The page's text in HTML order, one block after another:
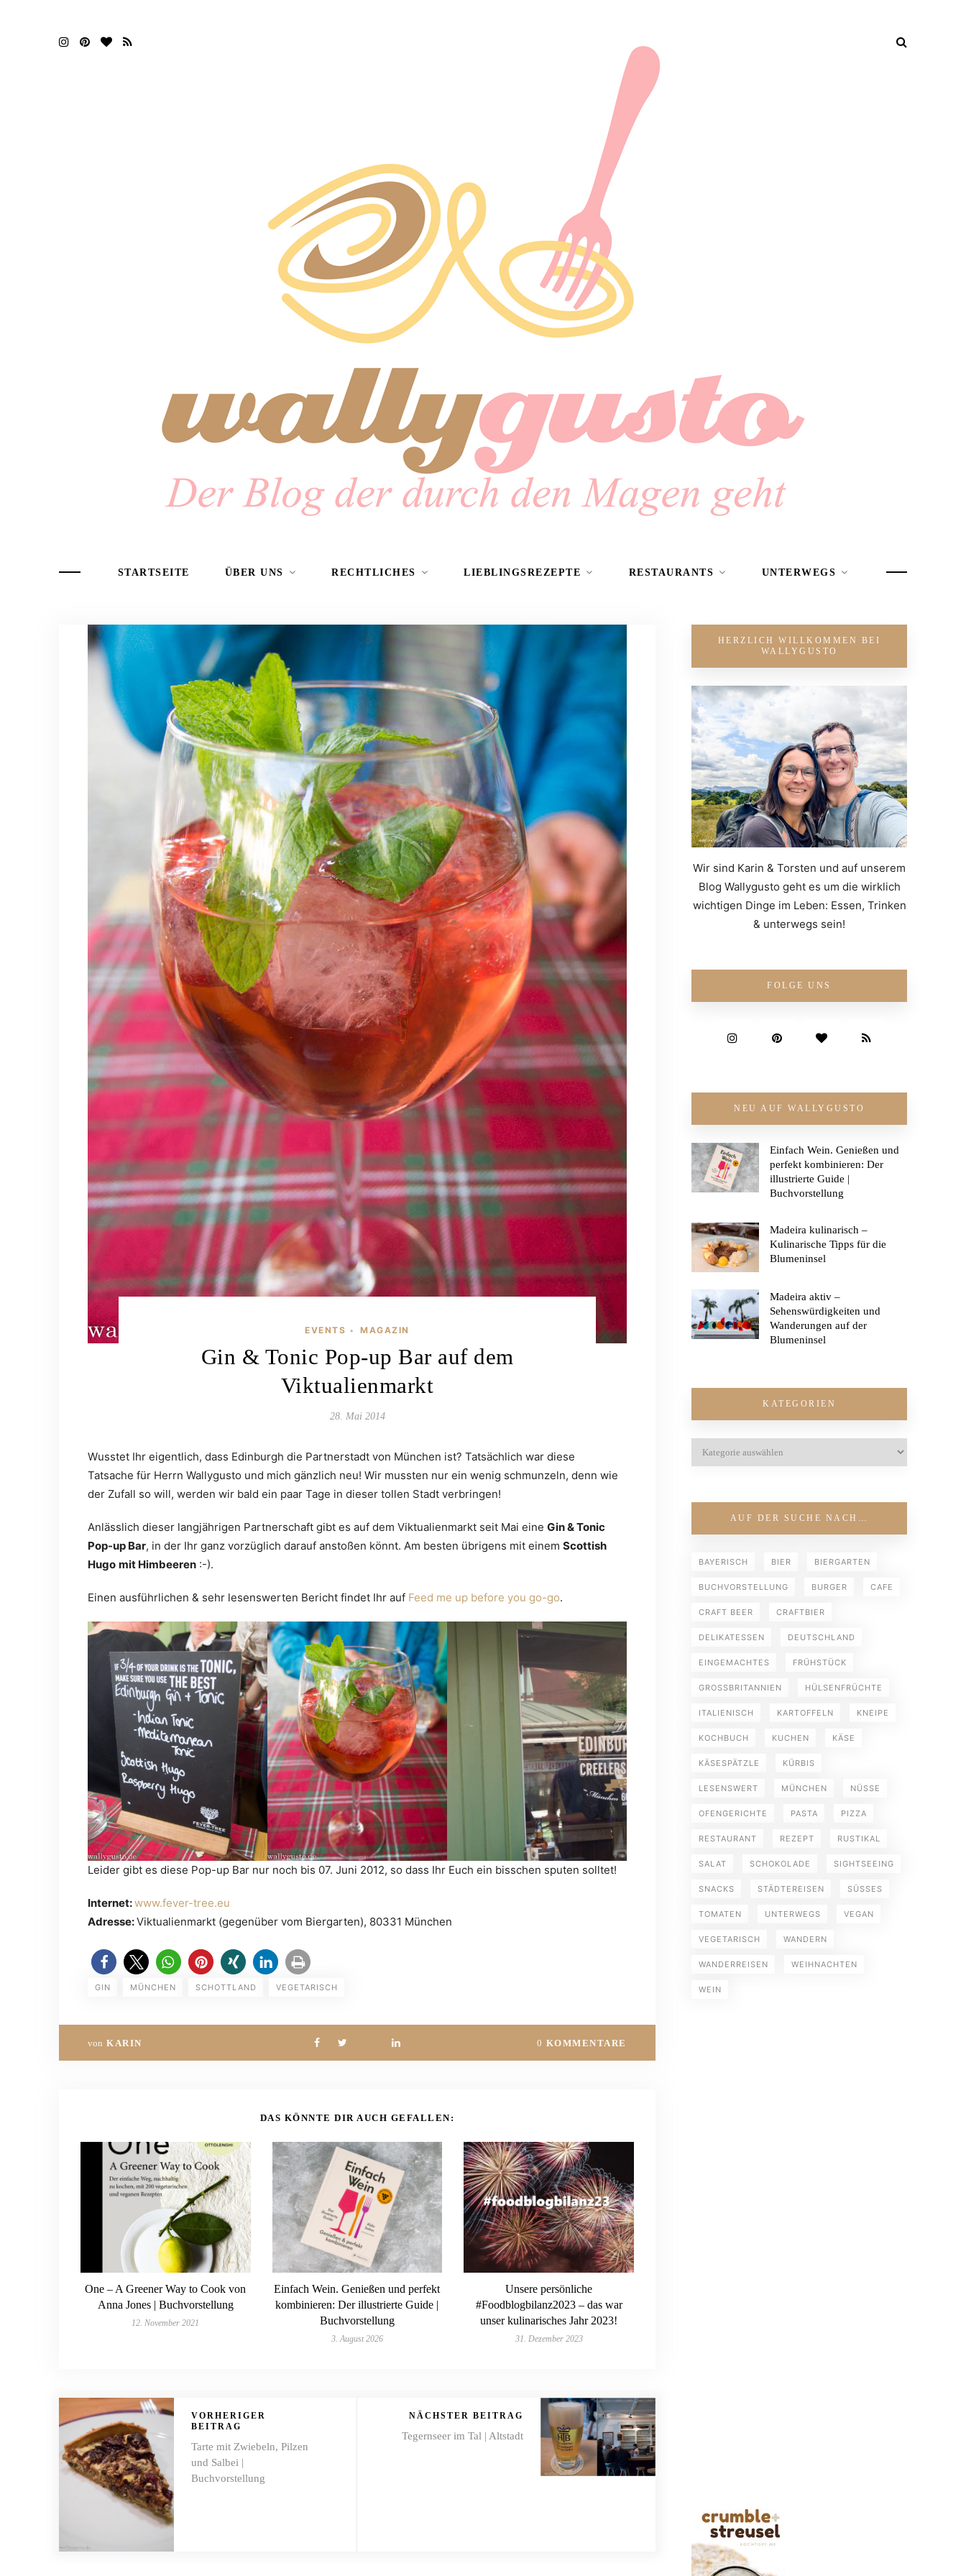
STARTSEITE ÜBER UNS RECHTLICHES LIEBLINGSREZEPTE RESTAURANTS UNTERWEGS
EVENTS • MAGAZIN
Gin & Tonic Pop-up Bar auf dem
Viktualienmarkt
28. Mai 2014
Wusstet Ihr eigentlich, dass Edinburgh die Partnerstadt von München ist? Tatsächlich war diese
Tatsache für Herrn Wallygusto und mich gänzlich neu! Wir mussten nur ein wenig schmunzeln, denn wie
der Zufall so will, werden wir bald ein paar Tage in dieser tollen Stadt verbringen!
Anlässlich dieser langjährigen Partnerschaft gibt es auf dem Viktualienmarkt seit Mai eine Gin & Tonic
Pop-up Bar, in der Ihr ganz vorzüglich darauf anstoßen könnt. Am besten übrigens mit einem Scottish
Hugo mit Himbeeren :-).
Einen ausführlichen & sehr lesenswerten Bericht findet Ihr auf Feed me up before you go-go.
Leider gibt es diese Pop-up Bar nur noch bis 07. Juni 2012, so dass Ihr Euch ein bisschen sputen solltet!
Internet:www.fever-tree.eu
Adresse:Viktualienmarkt (gegenüber vom Biergarten), 80331 München
GIN MÜNCHEN SCHOTTLAND VEGETARISCH
von KARIN 0 KOMMENTARE
DAS KÖNNTE DIR AUCH GEFALLEN:
One – A Greener Way to Cook von
Anna Jones | Buchvorstellung
12. November 2021
Einfach Wein. Genießen und perfekt
kombinieren: Der illustrierte Guide |
Buchvorstellung
3. August 2026
Unsere persönliche
#Foodblogbilanz2023 – das war
unser kulinarisches Jahr 2023!
31. Dezember 2023
VORHERIGER
BEITRAG
Tarte mit Zwiebeln, Pilzen
und Salbei |
Buchvorstellung
NÄCHSTER BEITRAG
Tegernseer im Tal | Altstadt
HERZLICH WILLKOMMEN BEI
WALLYGUSTO
Wir sind Karin & Torsten und auf unserem
Blog Wallygusto geht es um die wirklich
wichtigen Dinge im Leben: Essen, Trinken
& unterwegs sein!
FOLGE UNS
NEU AUF WALLYGUSTO
Einfach Wein. Genießen und
perfekt kombinieren: Der
illustrierte Guide |
Buchvorstellung
Madeira kulinarisch –
Kulinarische Tipps für die
Blumeninsel
Madeira aktiv –
Sehenswürdigkeiten und
Wanderungen auf der
Blumeninsel
KATEGORIEN
AUF DER SUCHE NACH…
BAYERISCH BIER BIERGARTEN
BUCHVORSTELLUNG BURGER CAFE
CRAFT BEER CRAFTBIER
DELIKATESSEN DEUTSCHLAND
EINGEMACHTES FRÜHSTÜCK
GROSSBRITANNIEN HÜLSENFRÜCHTE
ITALIENISCH KARTOFFELN KNEIPE
KOCHBUCH KUCHEN KÄSE
KÄSESPÄTZLE KÜRBIS
LESENSWERT MÜNCHEN NÜSSE
OFENGERICHTE PASTA PIZZA
RESTAURANT REZEPT RUSTIKAL
SALAT SCHOKOLADE SIGHTSEEING
SNACKS STÄDTEREISEN SÜSSES
TOMATEN UNTERWEGS VEGAN
VEGETARISCH WANDERN
WANDERREISEN WEIHNACHTEN
WEIN